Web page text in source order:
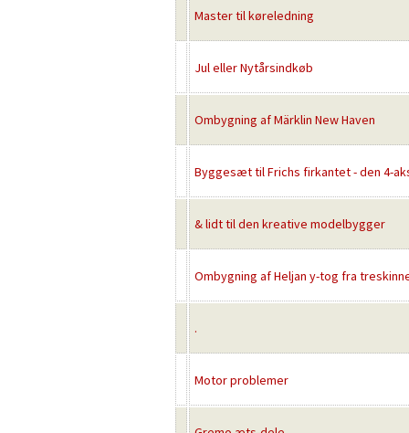
Master til køreledning
Jul eller Nytårsindkøb
Ombygning af Märklin New Haven
Byggesæt til Frichs firkantet - den 4-
& lidt til den kreative modelbygger
Ombygning af Heljan y-tog fra
.
Motor problemer